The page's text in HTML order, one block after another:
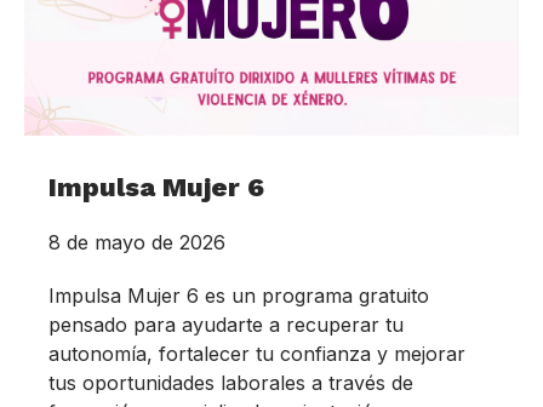
Impulsa Mujer 6
8 de mayo de 2026
Impulsa Mujer 6 es un programa gratuito
pensado para ayudarte a recuperar tu
autonomía, fortalecer tu confianza y mejorar
tus oportunidades laborales a través de